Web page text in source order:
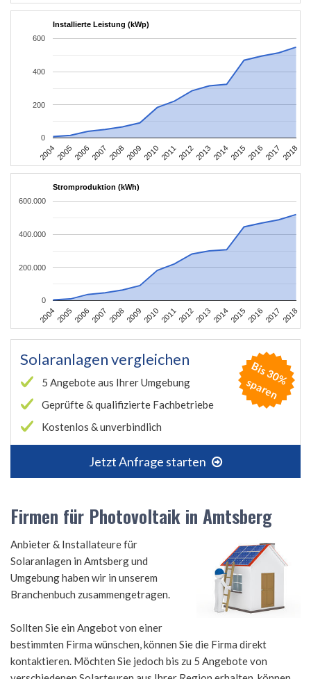
Installierte Leistung (kWp)
2004200520062007 2008200920102011201220132014201520162017 2018
0
200
400
600
Stromproduktion (kWh)
2004200520062007 2008200920102011201220132014201520162017 2018
0
200.000
400.000
600.000
Solaranlagen vergleichen
5 Angebote aus Ihrer Umgebung
Geprüfte & qualifizierte Fachbetriebe
Kostenlos & unverbindlich
Jetzt Anfrage starten
B
is
3
0
%
s
p
a
r
e
n
Firmen für Photovoltaik in Amtsberg
Anbieter & Installateure für
Solaranlagen in Amtsberg und
Umgebung haben wir in unserem
Branchenbuch zusammengetragen.
Sollten Sie ein Angebot von einer
bestimmten Firma wünschen, können Sie die Firma direkt
kontaktieren. Möchten Sie jedoch bis zu 5 Angebote von